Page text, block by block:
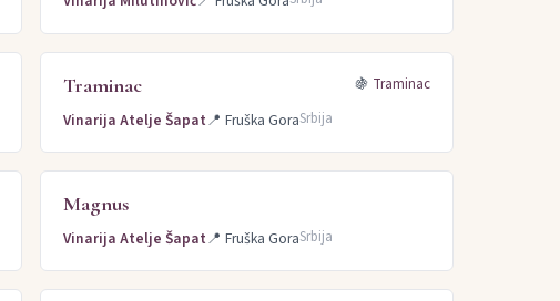
Traminac 🍇 Traminac
Vinarija Atelje Šapat📍 Fruška GoraSrbija
Magnus
Vinarija Atelje Šapat📍 Fruška GoraSrbija